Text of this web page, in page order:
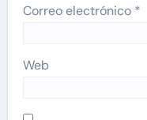
Correo electrónico *
Web